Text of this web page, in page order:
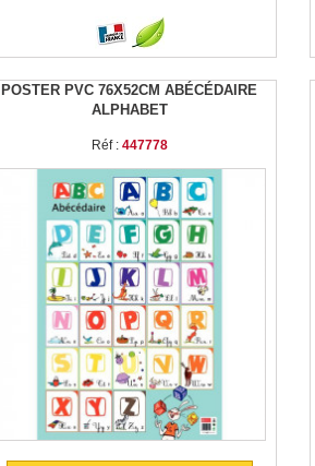
POSTER PVC 76X52CM ABÉCÉDAIRE
ALPHABET
Réf : 447778